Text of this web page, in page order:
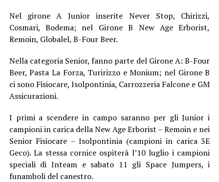
Nel girone A Junior inserite Never Stop, Chirizzi,
Cosmari, Bodema; nel Girone B New Age Erborist,
Remoin, Globalel, B-Four Beer.
Nella categoria Senior, fanno parte del Girone A: B-Four
Beer, Pasta La Forza, Turirizzo e Monium; nel Girone B
ci sono Fisiocare, Isolpontinia, Carrozzeria Falcone e GM
Assicurazioni.
I primi a scendere in campo saranno per gli Junior i
campioni in carica della New Age Erborist – Remoin e nei
Senior Fisiocare – Isolpontinia (campioni in carica 3E
Geco). La stessa cornice ospiterà l’10 luglio i campioni
speciali di Inteam e sabato 11 gli Space Jumpers, i
funamboli del canestro.